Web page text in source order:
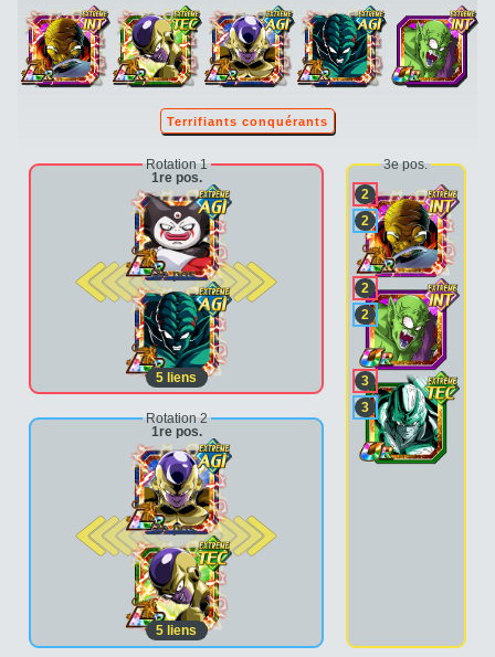
Terrifiants conquérants
Rotation 1
1re pos.
2e pos.
5 liens
Rotation 2
1re pos.
2e pos.
5 liens
3e pos.
2
2
2
2
3
3